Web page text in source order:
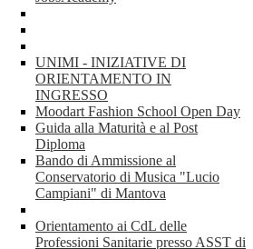
UNIMI - INIZIATIVE DI
ORIENTAMENTO IN
INGRESSO
Moodart Fashion School Open Day
Guida alla Maturità e al Post
Diploma
Bando di Ammissione al
Conservatorio di Musica "Lucio
Campiani" di Mantova
Orientamento ai CdL delle
Professioni Sanitarie presso ASST di